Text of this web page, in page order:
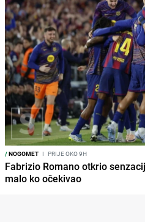
/NOGOMET I PRIJE OKO 9H
Fabrizio Romano otkrio
malo ko očekivao